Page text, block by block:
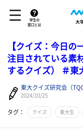
学生の
窓口とは
【クイズ：今日の
注目されている素
するクイズ） ＃東
東大クイズ研究会（TQC
2024/10/25
タグ： クイズ 東大生